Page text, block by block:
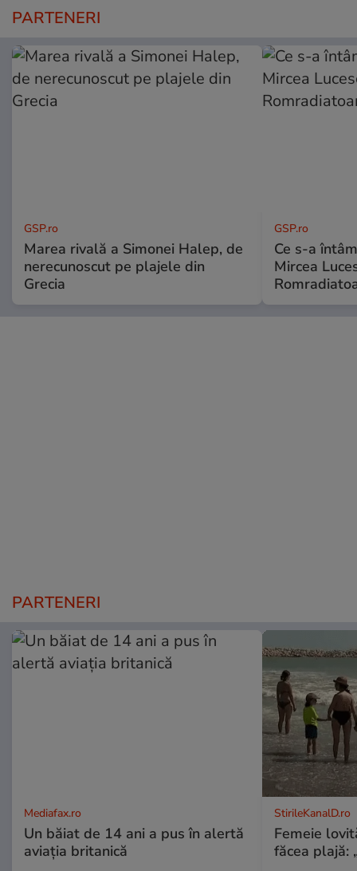
PARTENERI
GSP.ro
Marea rivală a Simonei Halep, de
nerecunoscut pe plajele din
Grecia
GSP.ro
Ce s-a
Mircea
PARTENERI
Mediafax.ro
Un băiat de 14 ani a pus în alertă
aviația britanică
StirileKanalD.ro
Femeie
făcea plajă: